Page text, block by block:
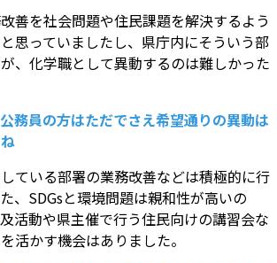
善を社会問題や住民課題を解決するよう
思っていましたし、県庁内にそういう部
、化学職として異動するのは難しかった
務員の方はただでさえ希望通りの異動は
ている部署の業務改善などは積極的に行
、SDGsと環境問題は親和性が高いの
活動や県主催で行う住民向けの講習会な
活かす機会はありました。